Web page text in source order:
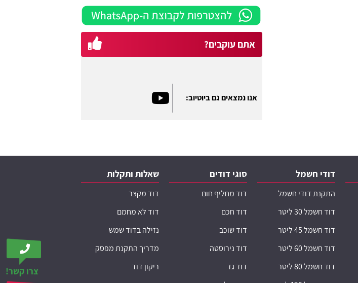
צרו קשר!
אתם עוקבים?
אנו נמצאים גם ביוטיוב:
דודי חשמל
התקנת דודי חשמל
דוד חשמל 30 ליטר
דוד חשמל 45 ליטר
דוד חשמל 60 ליטר
דוד חשמל 80 ליטר
סוגי דודים
דוד מחליף חום
דוד חכם
דוד שוכב
דוד נירוסטה
דוד גז
שאלות ותקלות
דוד מקצר
דוד לא מחמם
נזילה בדוד שמש
מדריך התקנת מפסק
ריקון דוד